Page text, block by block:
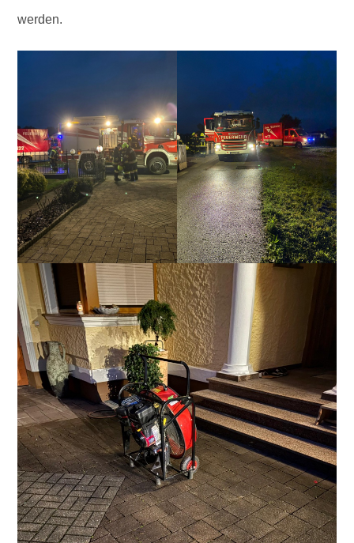
werden.